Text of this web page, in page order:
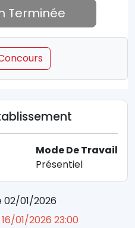
Terminée
Mode De Travail
Présentiel
02/01/2026
01/2026 23:00